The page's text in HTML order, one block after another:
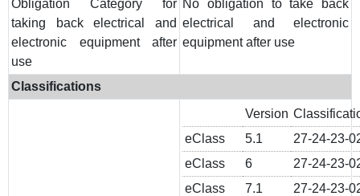
Obligation Category for
taking back electrical and
electronic equipment after
use
No obligation to take back
electrical and electronic
equipment after use
Classifications
Version
eClass
5.1
27-24-23-
eClass
6
27-24-23-
eClass
7.1
27-24-23-